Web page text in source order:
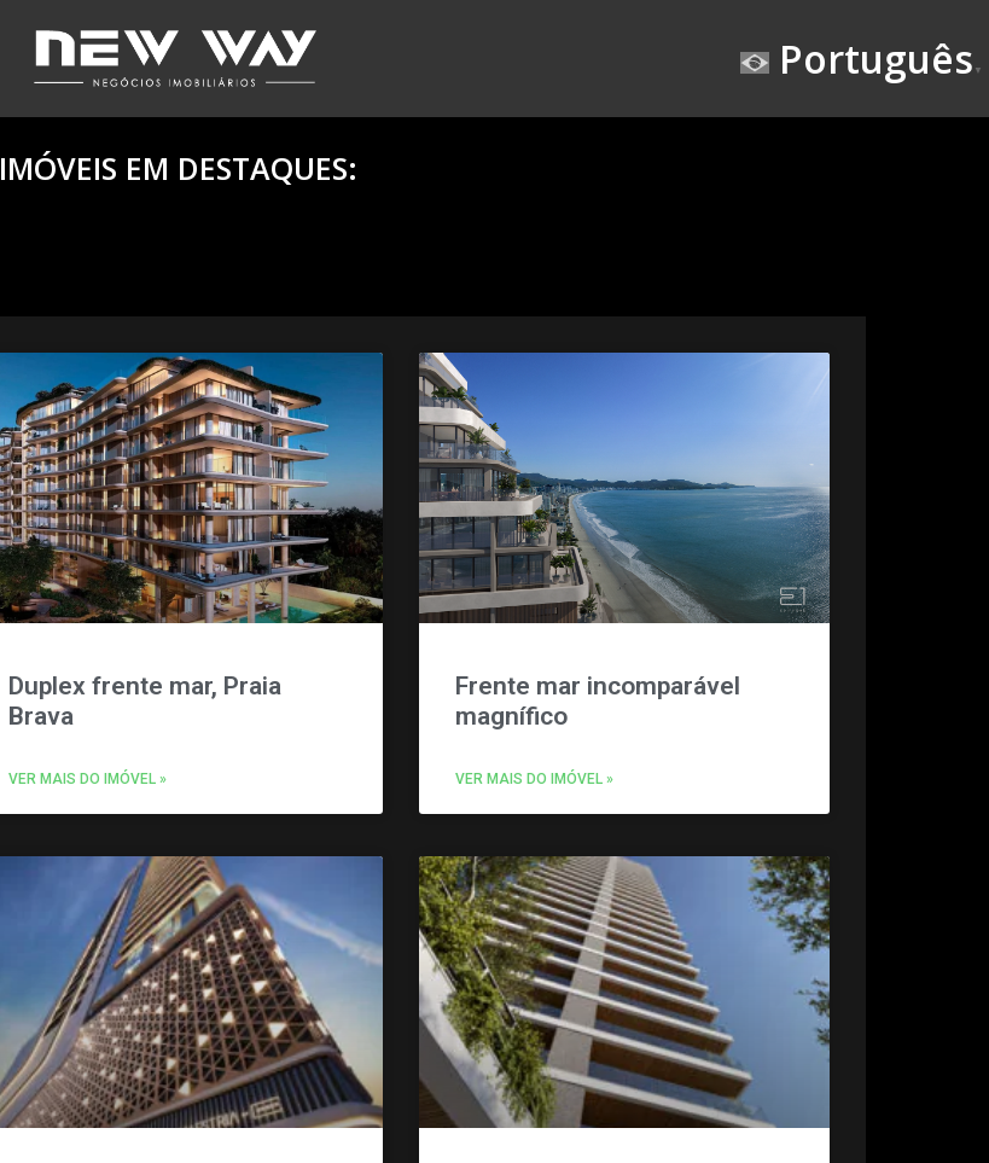
Português ▼
IMÓVEIS EM DESTAQUES:
Duplex frente mar, Praia
Brava
VER MAIS DO IMÓVEL »
Frente mar incomparável
magnífico
VER MAIS DO IMÓVEL »